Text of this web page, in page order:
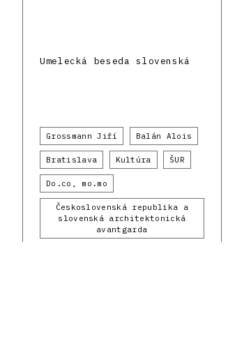
Umelecká beseda slovenská
Grossmann Jiří Balán Alois
Bratislava Kultúra ŠUR
Do.co, mo.mo
Československá republika a
slovenská architektonická
avantgarda